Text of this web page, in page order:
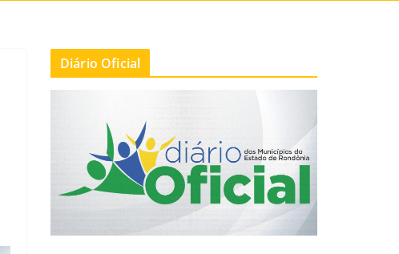
Diário Oficial